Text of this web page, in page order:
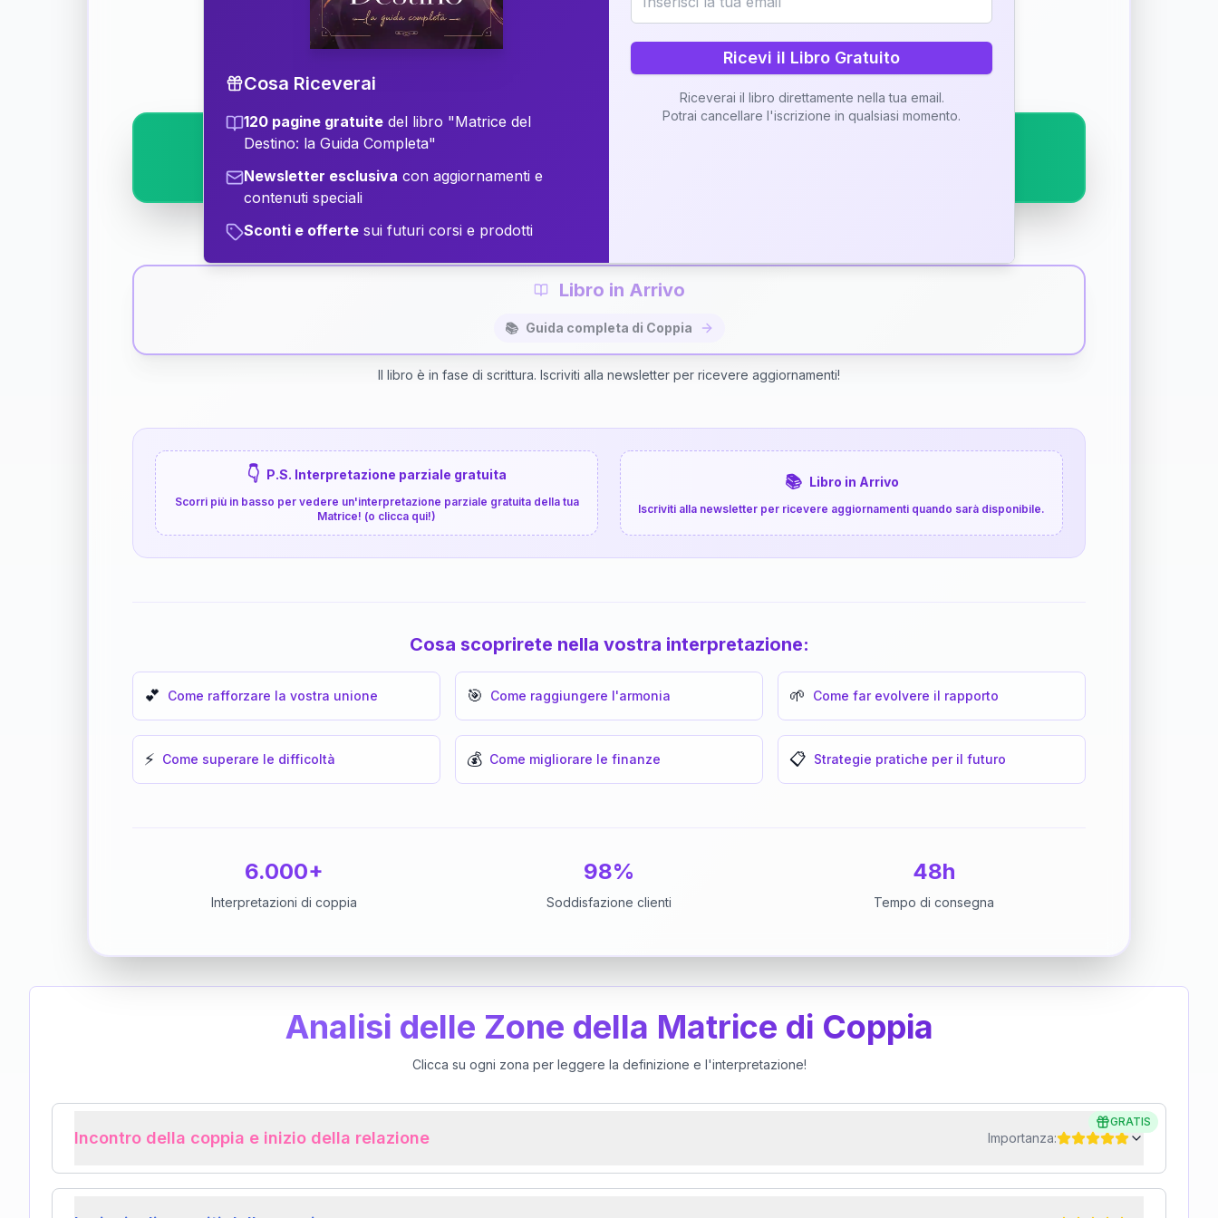
Scopri il significato della vostra Matrice di Coppia attraverso una nostra interpretazione
✨ Interpretazione personalizzata
⚡
Libro in Arrivo
📚 Guida completa di Coppia
Il libro è in fase di scrittura. Iscriviti alla newsletter per ricevere aggiornamenti!
👇 P.S. Interpretazione parziale gratuita
Scorri più in basso per vedere un'interpretazione parziale gratuita della tua
Matrice! (o clicca qui!)
📚 Libro in Arrivo
Iscriviti alla newsletter per ricevere aggiornamenti quando sarà disponibile.
Cosa scoprirete nella vostra interpretazione:
💕 Come rafforzare la vostra unione 🎯 Come raggiungere l'armonia 🌱 Come far evolvere il rapporto
⚡ Come superare le difficoltà 💰 Come migliorare le finanze 📋 Strategie pratiche per il futuro
6.000+
Interpretazioni di coppia
98%
Soddisfazione clienti
48h
Tempo di consegna
Analisi delle Zone della Matrice di Coppia
Clicca su ogni zona per leggere la definizione e l'interpretazione!
GRATIS
Incontro della coppia e inizio della relazione Importanza:
Cosa Riceverai
120 pagine gratuite del libro "Matrice del
Destino: la Guida Completa"
Newsletter esclusiva con aggiornamenti e
contenuti speciali
Sconti e offerte sui futuri corsi e prodotti
Ricevi il Libro Gratuito
Riceverai il libro direttamente nella tua email.
Potrai cancellare l'iscrizione in qualsiasi momento.